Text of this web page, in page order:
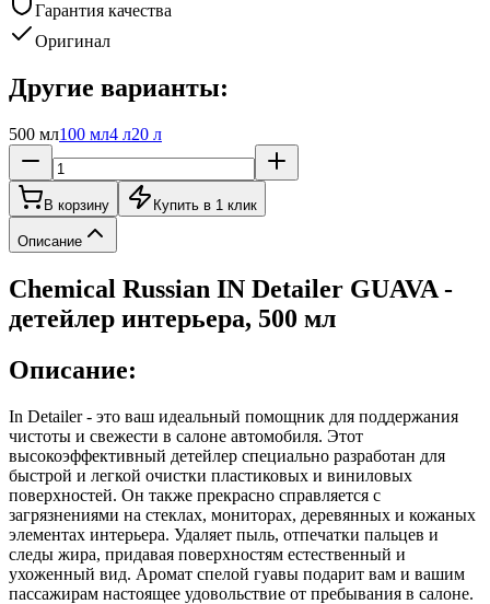
Гарантия качества
Оригинал
Другие варианты:
500 мл100 мл4 л20 л
В корзину Купить в 1 клик
Описание
Chemical Russian IN Detailer GUAVA -
детейлер интерьера, 500 мл
Описание:
In Detailer - это ваш идеальный помощник для поддержания
чистоты и свежести в салоне автомобиля. Этот
высокоэффективный детейлер специально разработан для
быстрой и легкой очистки пластиковых и виниловых
поверхностей. Он также прекрасно справляется с
загрязнениями на стеклах, мониторах, деревянных и кожаных
элементах интерьера. Удаляет пыль, отпечатки пальцев и
следы жира, придавая поверхностям естественный и
ухоженный вид. Аромат спелой гуавы подарит вам и вашим
пассажирам настоящее удовольствие от пребывания в салоне.